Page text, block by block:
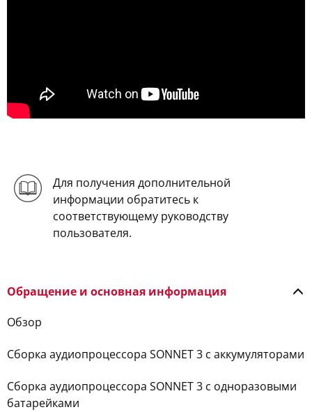
Для получения дополнительной
информации обратитесь к
соответствующему руководству
пользователя.
Обращение и основная информация
Обзор
Сборка аудиопроцессора SONNET 3 c аккумуляторами
Сборка аудиопроцессора SONNET 3 c одноразовыми
батарейками